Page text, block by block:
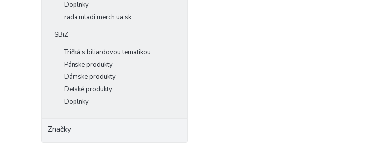
Doplnky
rada mladi merch ua.sk
SBiZ
Tričká s biliardovou tematikou
Pánske produkty
Dámske produkty
Detské produkty
Doplnky
Značky